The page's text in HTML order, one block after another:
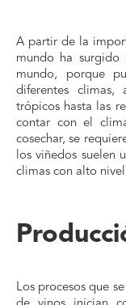
A partir de la
mundo ha surgido
mundo, porque
diferentes climas,
trópicos hasta las
contar con el
cosechar, se
los viñedos suelen
climas con alto
Los procesos que